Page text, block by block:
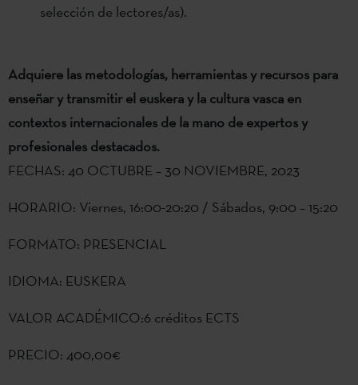
selección de lectores/as).
Adquiere las metodologías, herramientas y recursos para
enseñar y transmitir el euskera y la cultura vasca en
contextos internacionales de la mano de expertos y
profesionales destacados.
FECHAS: 40 OCTUBRE – 30 NOVIEMBRE, 2023
HORARIO: Viernes, 16:00-20:20 / Sábados, 9:00 – 15:20
FORMATO: PRESENCIAL
IDIOMA: EUSKERA
VALOR ACADÉMICO:6 créditos ECTS
PRECIO: 400,00€